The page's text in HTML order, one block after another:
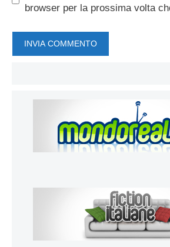
browser per la prossima volta